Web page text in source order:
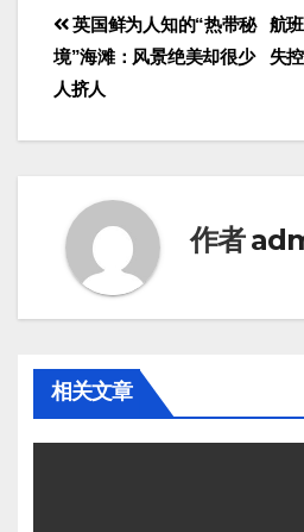
航
失
英国鲜为人知的“热带秘
境”海滩：风景绝美却很少
人挤人
作者
相关文章